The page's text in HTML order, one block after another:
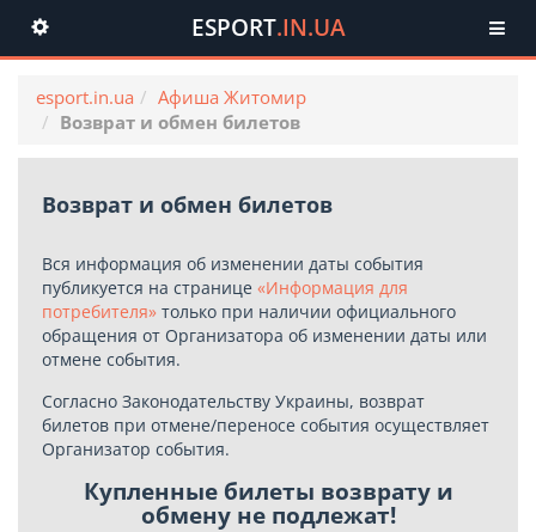
Toggle
navigation
ESPORT.IN.UA
esport.in.ua
Афиша Житомир
Возврат и обмен билетов
Возврат и обмен билетов
Вся информация об изменении даты события
публикуется на странице «Информация для
потребителя» только при наличии официального
обращения от Организатора об изменении даты или
отмене события.
Согласно Законодательству Украины, возврат
билетов при отмене/переносе события осуществляет
Организатор события.
Купленные билеты возврату и
обмену не подлежат!